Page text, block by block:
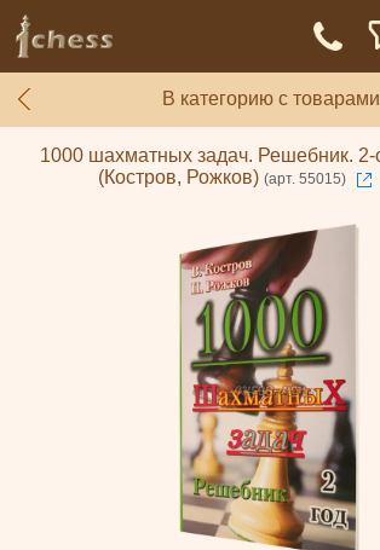
В категорию с товарами
1000 шахматных задач. Решебник. 2-
(Костров, Рожков) (арт. 55015)